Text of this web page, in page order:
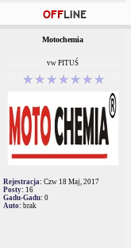
Motochemia
vw PITUŚ
Rejestracja: Czw 18 Maj, 2017
Posty: 16
Gadu-Gadu: 0
Auto: brak